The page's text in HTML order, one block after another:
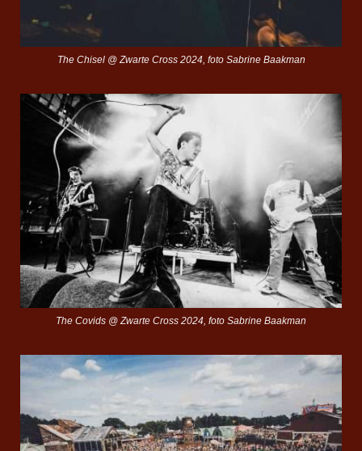
The Chisel @ Zwarte Cross 2024, foto Sabrine Baakman
The Covids @ Zwarte Cross 2024, foto Sabrine Baakman